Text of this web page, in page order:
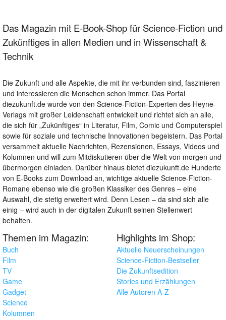
Das Magazin mit E-Book-Shop für Science-Fiction und
Zukünftiges in allen Medien und in Wissenschaft &
Technik
Die Zukunft und alle Aspekte, die mit ihr verbunden sind, faszinieren
und interessieren die Menschen schon immer. Das Portal
diezukunft.de wurde von den Science-Fiction-Experten des Heyne-
Verlags mit großer Leidenschaft entwickelt und richtet sich an alle,
die sich für „Zukünftiges“ in Literatur, Film, Comic und Computerspiel
sowie für soziale und technische Innovationen begeistern. Das Portal
versammelt aktuelle Nachrichten, Rezensionen, Essays, Videos und
Kolumnen und will zum Mitdiskutieren über die Welt von morgen und
übermorgen einladen. Darüber hinaus bietet diezukunft.de Hunderte
von E-Books zum Download an, wichtige aktuelle Science-Fiction-
Romane ebenso wie die großen Klassiker des Genres – eine
Auswahl, die stetig erweitert wird. Denn Lesen – da sind sich alle
einig – wird auch in der digitalen Zukunft seinen Stellenwert
behalten.
Themen im Magazin:
Buch
Film
TV
Game
Gadget
Science
Kolumnen
Highlights im Shop:
Aktuelle Neuerscheinungen
Science-Fiction-Bestseller
Die Zukunftsedition
Stories und Erzählungen
Alle Autoren A-Z